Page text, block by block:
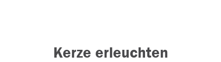
Kerze erleuchten